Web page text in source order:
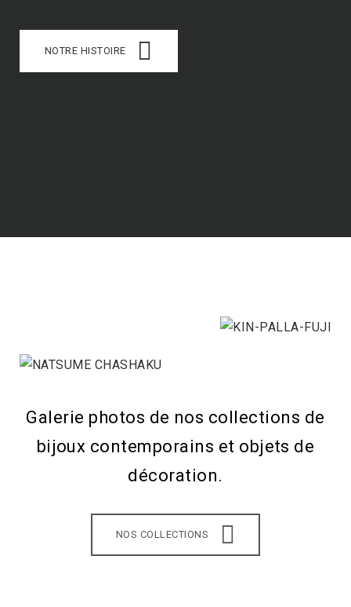
NOTRE HISTOIRE
Galerie photos de nos collections de
bijoux contemporains et objets de
décoration.
NOS COLLECTIONS